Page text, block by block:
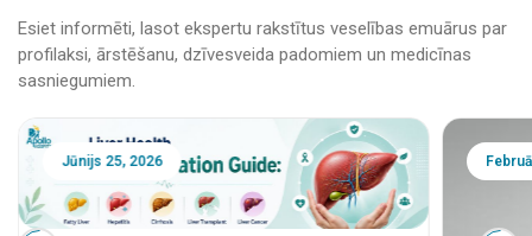
Esiet informēti, lasot ekspertu rakstītus veselības emuārus par
profilaksi, ārstēšanu, dzīvesveida padomiem un medicīnas
sasniegumiem.
Jūnijs 25, 2026